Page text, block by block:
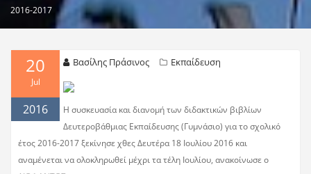
2016-2017
20
Jul
2016
Βασίλης Πράσινος Εκπαίδευση
Η συσκευασία και διανομή των διδακτικών βιβλίων
Δευτεροβάθμιας Εκπαίδευσης (Γυμνάσιο) για το σχολικό
έτος 2016-2017 ξεκίνησε χθες Δευτέρα 18 Ιουλίου 2016 και
αναμένεται να ολοκληρωθεί μέχρι τα τέλη Ιουλίου, ανακοίνωσε ο